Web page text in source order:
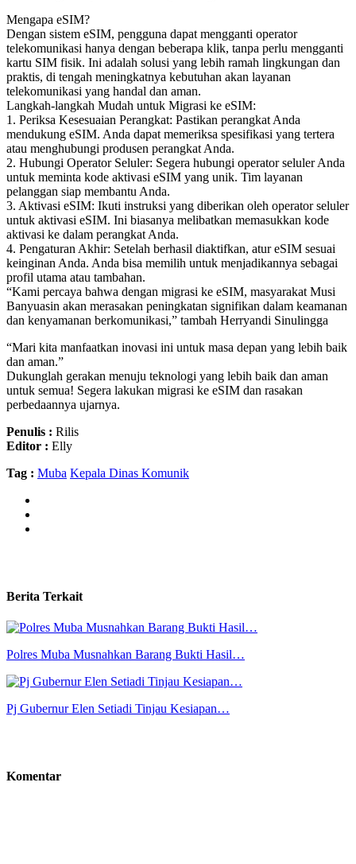
Mengapa eSIM?
Dengan sistem eSIM, pengguna dapat mengganti operator
telekomunikasi hanya dengan beberapa klik, tanpa perlu mengganti
kartu SIM fisik. Ini adalah solusi yang lebih ramah lingkungan dan
praktis, di tengah meningkatnya kebutuhan akan layanan
telekomunikasi yang handal dan aman.
Langkah-langkah Mudah untuk Migrasi ke eSIM:
1. Periksa Kesesuaian Perangkat: Pastikan perangkat Anda
mendukung eSIM. Anda dapat memeriksa spesifikasi yang tertera
atau menghubungi produsen perangkat Anda.
2. Hubungi Operator Seluler: Segera hubungi operator seluler Anda
untuk meminta kode aktivasi eSIM yang unik. Tim layanan
pelanggan siap membantu Anda.
3. Aktivasi eSIM: Ikuti instruksi yang diberikan oleh operator seluler
untuk aktivasi eSIM. Ini biasanya melibatkan memasukkan kode
aktivasi ke dalam perangkat Anda.
4. Pengaturan Akhir: Setelah berhasil diaktifkan, atur eSIM sesuai
keinginan Anda. Anda bisa memilih untuk menjadikannya sebagai
profil utama atau tambahan.
“Kami percaya bahwa dengan migrasi ke eSIM, masyarakat Musi
Banyuasin akan merasakan peningkatan signifikan dalam keamanan
dan kenyamanan berkomunikasi,” tambah Herryandi Sinulingga
“Mari kita manfaatkan inovasi ini untuk masa depan yang lebih baik
dan aman.”
Dukunglah gerakan menuju teknologi yang lebih baik dan aman
untuk semua! Segera lakukan migrasi ke eSIM dan rasakan
perbedaannya ujarnya.
Penulis : Rilis
Editor : Elly
Tag : Muba Kepala Dinas Komunik
Berita Terkait
Polres Muba Musnahkan Barang Bukti Hasil…
Pj Gubernur Elen Setiadi Tinjau Kesiapan…
Komentar